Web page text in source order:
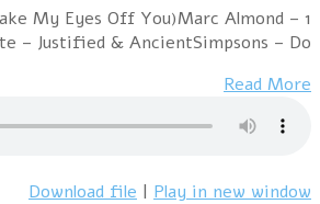
– Love To Hate YouOrchestral
JackyMylene Farmer –